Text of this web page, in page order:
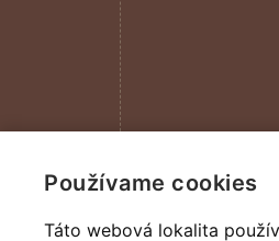
Používame cookies
Táto webová lokalita